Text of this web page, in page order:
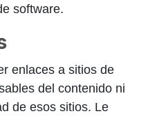
software.
enlaces a sitios de
del contenido ni
de esos sitios. Le